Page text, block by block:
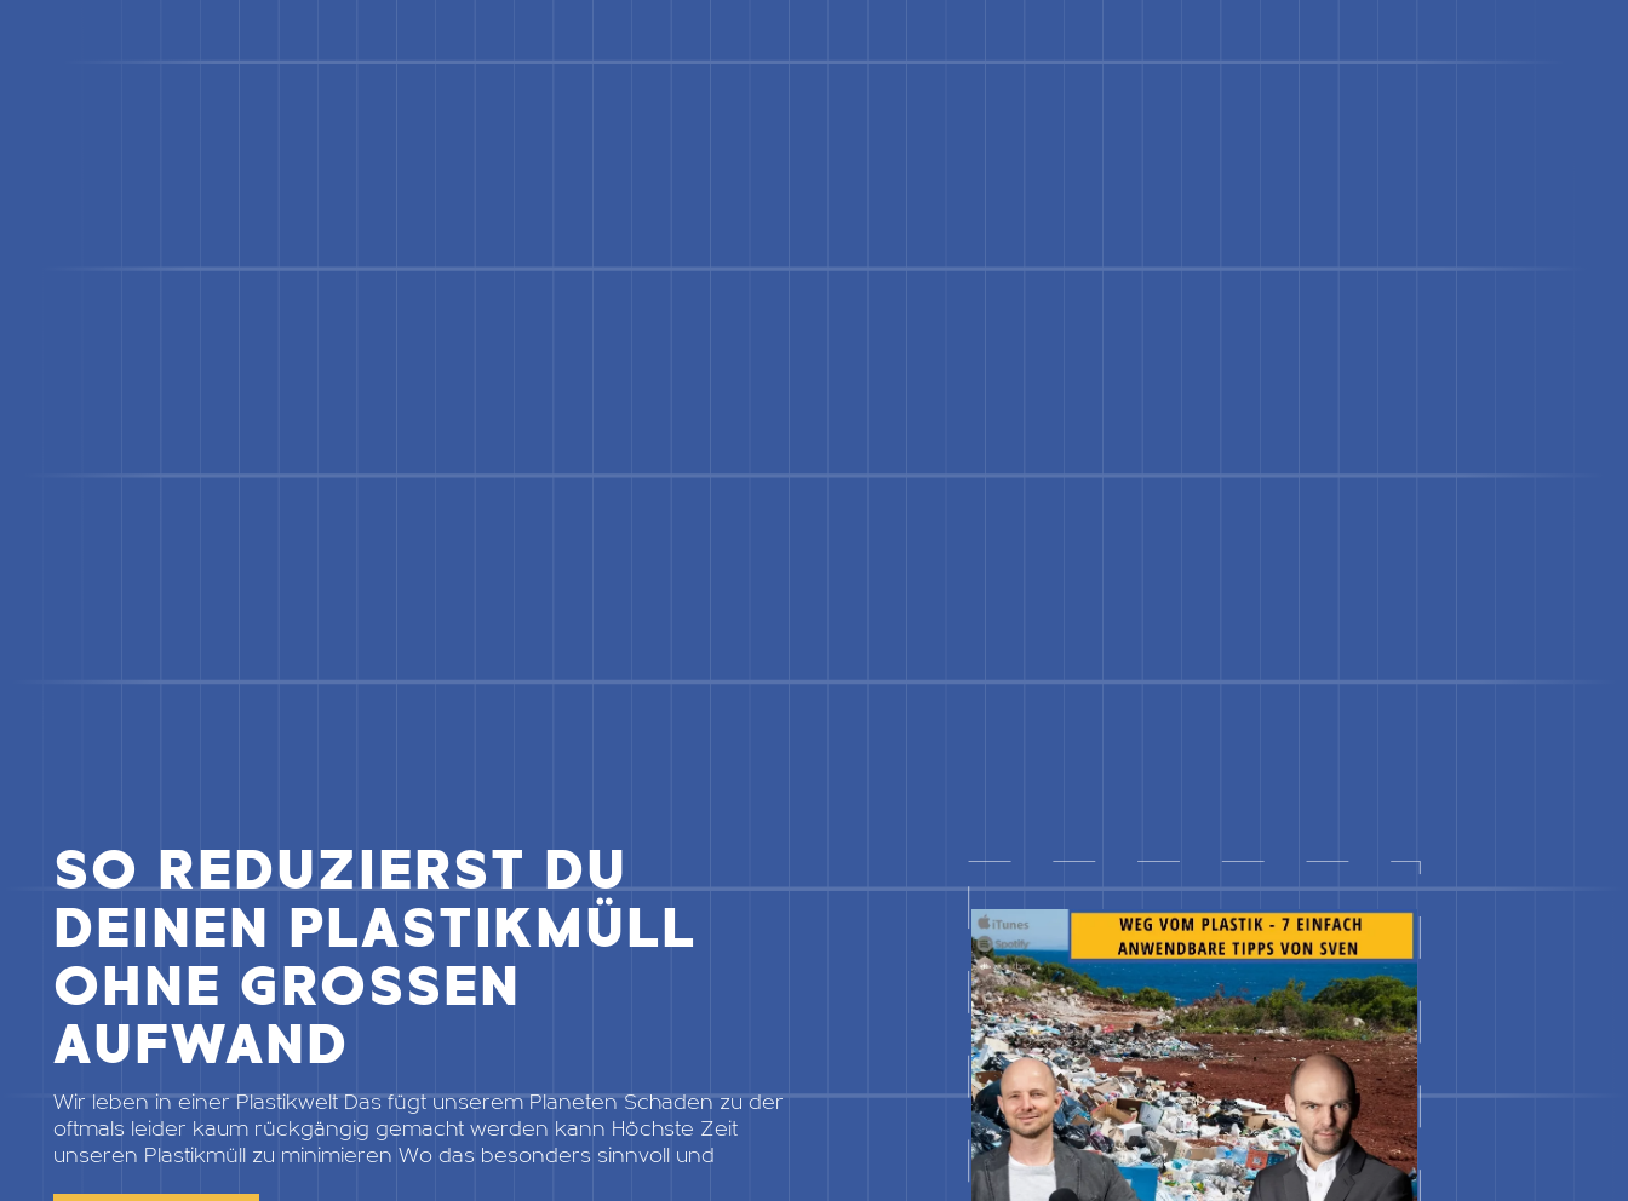
SO REDUZIERST DU
DEINEN PLASTIKMÜLL
OHNE GROSSEN
AUFWAND
Wir leben in einer Plastikwelt Das fügt unserem Planeten Schaden zu der
oftmals leider kaum rückgängig gemacht werden kann Höchste Zeit
unseren Plastikmüll zu minimieren Wo das besonders sinnvoll und